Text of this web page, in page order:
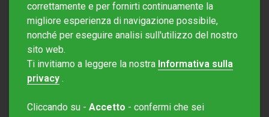
Editore Rotostampa SA
correttamente e per fornirti continuamente la
migliore esperienza di navigazione possibile,
nonché per eseguire analisi sull'utilizzo del nostro
sito web.
Ti invitiamo a leggere la nostra Informativa sulla
privacy .
Cliccando su - Accetto - confermi che sei